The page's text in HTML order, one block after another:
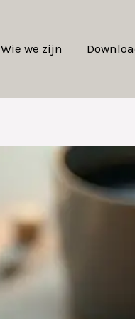
Wie we zijn